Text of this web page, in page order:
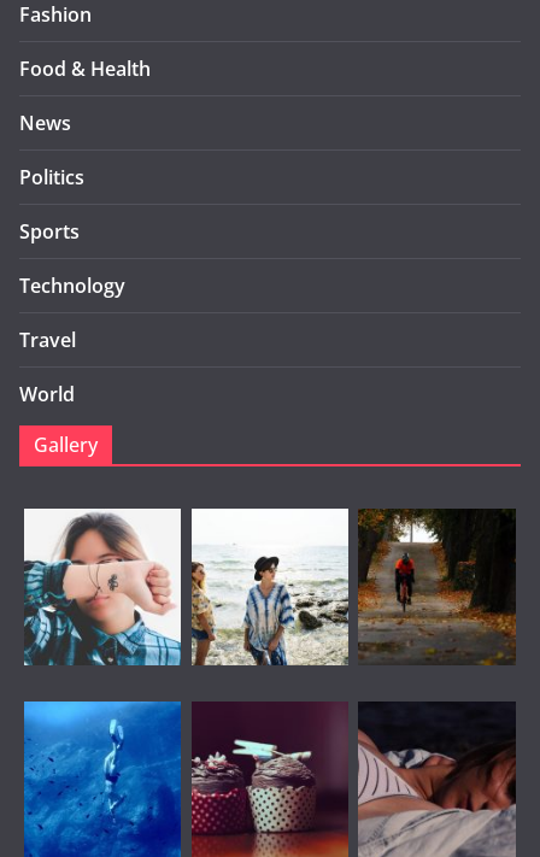
Fashion
Food & Health
News
Politics
Sports
Technology
Travel
World
Gallery